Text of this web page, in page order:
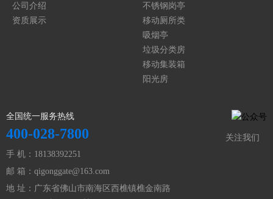
公司介绍
资质展示
不锈钢岗亭
移动厕所类
吸烟亭
垃圾分类房
移动集装箱
阳光房
全国统一服务热线
400-028-7800
手 机：18138392251
邮 箱：qigonggate@163.com
地 址：广东省佛山市南海区西樵镇樵金南路
关注我们